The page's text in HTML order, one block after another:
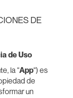
DE
de Uso
la “App“) es
de
un